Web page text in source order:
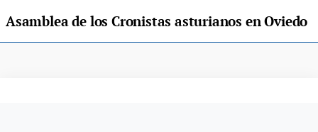
Asamblea de los Cronistas asturianos en Oviedo